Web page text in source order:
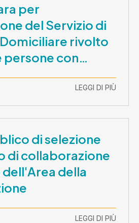
per
del Servizio di
rivolto
persone con
2029LEGGI DI PIÙ
di selezione
di collaborazione
della
LEGGI DI PIÙ